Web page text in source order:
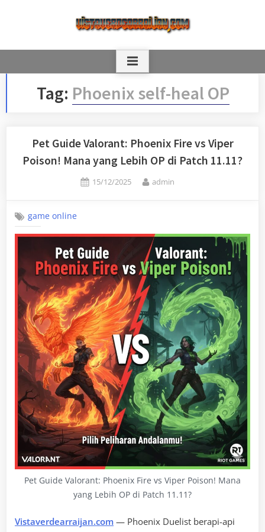
Tag: Phoenix self-heal OP
Pet Guide Valorant: Phoenix Fire vs Viper
Poison! Mana yang Lebih OP di Patch 11.11?
Posted
15/12/2025 By
admin
game online
Pet Guide Valorant: Phoenix Fire vs Viper Poison! Mana
yang Lebih OP di Patch 11.11?
Vistaverdearraijan.com — Phoenix Duelist berapi-api